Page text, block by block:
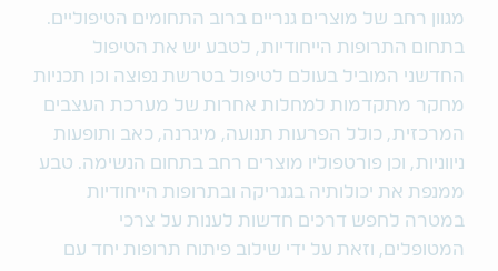
מגוון רחב של מוצרים גנריים ברוב התחומים הטיפוליים.
בתחום התרופות הייחודיות, לטבע יש את הטיפול
החדשני המוביל בעולם לטיפול בטרשת נפוצה וכן תכניות
מחקר מתקדמות למחלות אחרות של מערכת העצבים
המרכזית, כולל הפרעות תנועה, מיגרנה, כאב ותופעות
ניווניות, וכן פורטפוליו מוצרים רחב בתחום הנשימה. טבע
ממנפת את יכולותיה בגנריקה ובתרופות הייחודיות
במטרה לחפש דרכים חדשות לענות על צרכי
המטופלים, וזאת על ידי שילוב פיתוח תרופות יחד עם